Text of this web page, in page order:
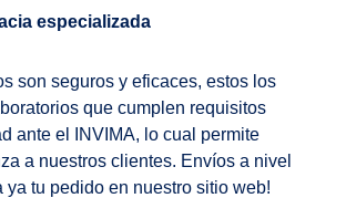
especializada
son seguros y eficaces, estos los
que cumplen requisitos
ante el INVIMA, lo cual permite
a nuestros clientes. Envíos a nivel
ya tu pedido en nuestro sitio web!